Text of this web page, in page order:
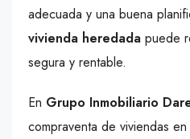
adecuada y una buena
vivienda heredada puede
segura y rentable.
En Grupo Inmobiliario
compraventa de viviendas